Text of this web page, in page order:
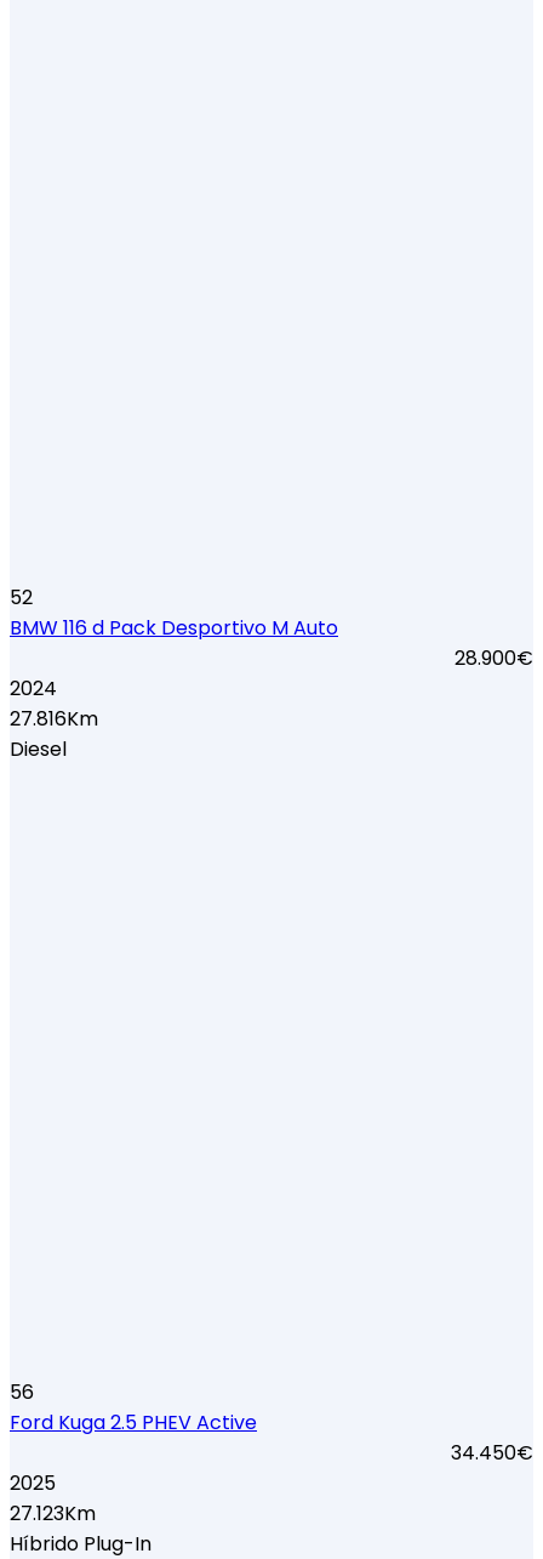
52
BMW 116 d Pack Desportivo M Auto
28.900€
2024
27.816Km
Diesel
56
Ford Kuga 2.5 PHEV Active
34.450€
2025
27.123Km
Híbrido Plug-In